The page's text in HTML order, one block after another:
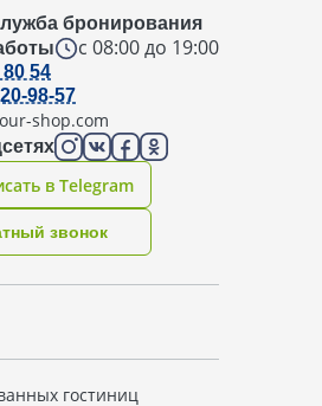
бронирования
с 08:00 до 19:00
54
98-57
shop.com
в Telegram
звонок
гостиниц